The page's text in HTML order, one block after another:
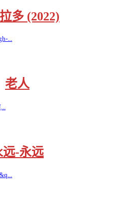
多 (2022)
...
老人
远-永远